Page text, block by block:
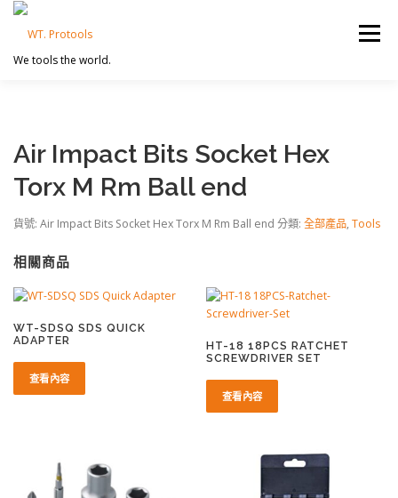
We tools the world.
選單
Air Impact Bits Socket Hex
Torx M Rm Ball end
貨號: Air Impact Bits Socket Hex Torx M Rm Ball end 分類: 全部產品, Tools
相關商品
WT-SDSQ SDS QUICK
ADAPTER
查看內容
HT-18 18PCS RATCHET
SCREWDRIVER SET
查看內容